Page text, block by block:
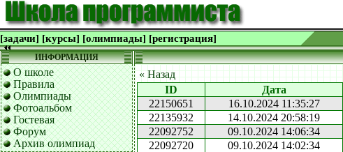
[задачи] [курсы] [олимпиады] [регистрация]
ИНФОРМАЦИЯ
О школе
Правила
Олимпиады
Фотоальбом
Гостевая
Форум
Архив олимпиад
« Назад
ID
Дата
22150651
16.10.2024 11:35:27
22135932
14.10.2024 20:58:19
22092752
09.10.2024 14:06:34
22092720
09.10.2024 14:02:34